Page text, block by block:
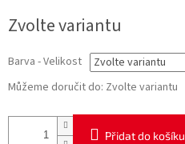
cena:
Zvolte variantu
Barva - Velikost
Můžeme doručit do: Zvolte variantu
Přidat do košíku